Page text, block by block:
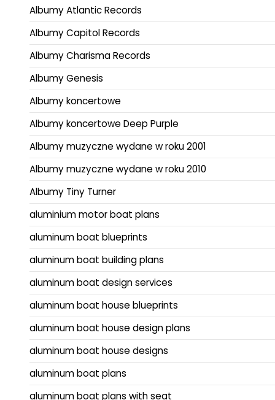
Albumy Atlantic Records
Albumy Capitol Records
Albumy Charisma Records
Albumy Genesis
Albumy koncertowe
Albumy koncertowe Deep Purple
Albumy muzyczne wydane w roku 2001
Albumy muzyczne wydane w roku 2010
Albumy Tiny Turner
aluminium motor boat plans
aluminum boat blueprints
aluminum boat building plans
aluminum boat design services
aluminum boat house blueprints
aluminum boat house design plans
aluminum boat house designs
aluminum boat plans
aluminum boat plans with seat